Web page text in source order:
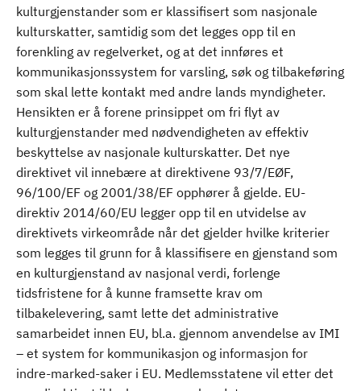
kulturgjenstander som er klassifisert som nasjonale
kulturskatter, samtidig som det legges opp til en
forenkling av regelverket, og at det innføres et
kommunikasjonssystem for varsling, søk og tilbakeføring
som skal lette kontakt med andre lands myndigheter.
Hensikten er å forene prinsippet om fri flyt av
kulturgjenstander med nødvendigheten av effektiv
beskyttelse av nasjonale kulturskatter. Det nye
direktivet vil innebære at direktivene 93/7/EØF,
96/100/EF og 2001/38/EF opphører å gjelde. EU-
direktiv 2014/60/EU legger opp til en utvidelse av
direktivets virkeområde når det gjelder hvilke kriterier
som legges til grunn for å klassifisere en gjenstand som
en kulturgjenstand av nasjonal verdi, forlenge
tidsfristene for å kunne framsette krav om
tilbakelevering, samt lette det administrative
samarbeidet innen EU, bl.a. gjennom anvendelse av IMI
– et system for kommunikasjon og informasjon for
indre-marked-saker i EU. Medlemsstatene vil etter det